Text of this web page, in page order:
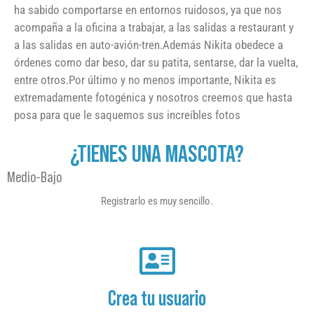
ha sabido comportarse en entornos ruidosos, ya que nos
acompaña a la oficina a trabajar, a las salidas a restaurant y
a las salidas en auto-avión-tren.Además Nikita obedece a
órdenes como dar beso, dar su patita, sentarse, dar la vuelta,
entre otros.Por último y no menos importante, Nikita es
extremadamente fotogénica y nosotros creemos que hasta
posa para que le saquemos sus increíbles fotos
¿TIENES UNA MASCOTA?
Medio-Bajo
Registrarlo es muy sencillo.
Crea tu usuario